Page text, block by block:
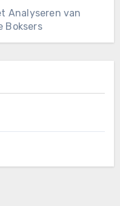
Analyseren van
Boksers